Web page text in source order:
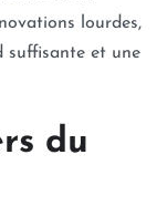
lourdes,
suffisante et une
du